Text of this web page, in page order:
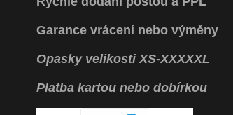
Garance vrácenínebo výměny
Opaskyvelikosti XS-XXXXXL
Platba kartou nebo dobírkou